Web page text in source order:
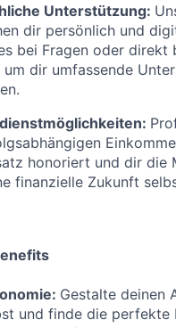
Unterstützung:
dir persönlich und
bei Fragen oder direkt
um dir umfassende
honoriert und dir die
finanzielle Zukunft
Gestalte deinen
und finde die perfekte